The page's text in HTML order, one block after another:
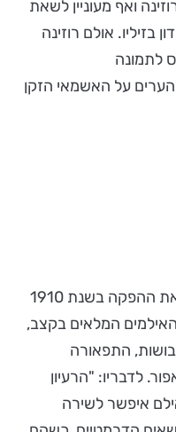
ואף מעוניין לשאת
בזיליו. אולם רוזינה
לתמונה
על האשמאי הזקן
הבמאי מרטין לינגבו בחר למקם את ההפקה בשנת 1910
המלאים בקצב,
התפאורה
לדבריו: "הרעיון
איפשר לשירה